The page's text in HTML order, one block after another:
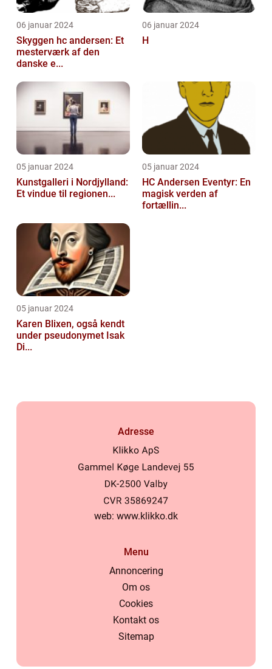
06 januar 2024
Skyggen hc andersen: Et
mesterværk af den
danske e...
06 januar 2024
H
05 januar 2024
Kunstgalleri i Nordjylland:
Et vindue til regionen...
05 januar 2024
HC Andersen Eventyr: En
magisk verden af
fortællin...
05 januar 2024
Karen Blixen, også kendt
under pseudonymet Isak
Di...
Adresse
web: www.klikko.dk
Menu
Annoncering
Om os
Cookies
Kontakt os
Sitemap